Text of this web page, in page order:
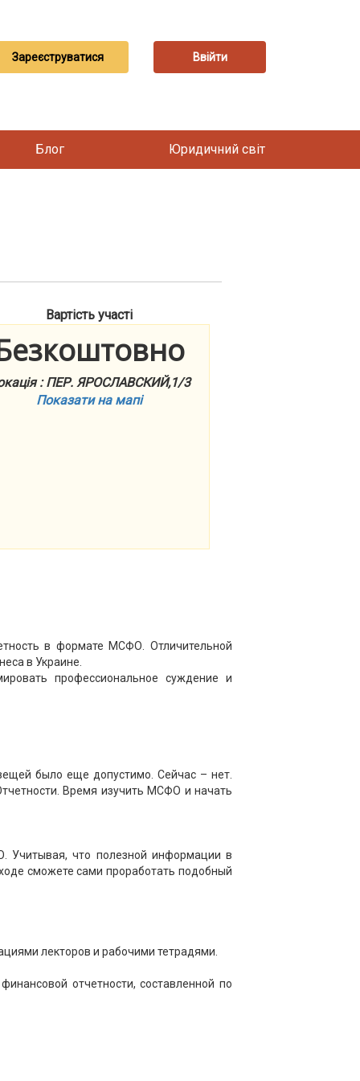
Зареєструватися Ввійти
Блог Юридичний світ
Вартість участі
: ПЕР. ЯРОСЛАВСКИЙ,1/3
Показати на мапі
в формате МСФО. Отличительной
в Украине.
профессиональное суждение и
было еще допустимо. Сейчас – нет.
Время изучить МСФО и начать
Учитывая, что полезной информации в
сможете сами проработать подобный
лекторов и рабочими тетрадями.
отчетности, составленной по